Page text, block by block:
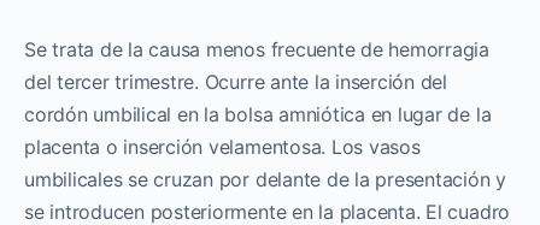
Se trata de la causa menos frecuente de hemorragia
del tercer trimestre. Ocurre ante la inserción del
cordón umbilical en la bolsa amniótica en lugar de la
placenta o inserción velamentosa. Los vasos
umbilicales se cruzan por delante de la presentación y
se introducen posteriormente en la placenta. El cuadro